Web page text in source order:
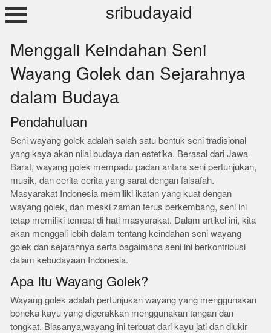
Skip
to
sribudayaid
Menggali Keindahan Seni
Wayang Golek dan Sejarahnya
dalam Budaya
Pendahuluan
Seni wayang golek adalah salah satu bentuk seni tradisional
yang kaya akan nilai budaya dan estetika. Berasal dari Jawa
Barat, wayang golek mempadu padan antara seni pertunjukan,
musik, dan cerita-cerita yang sarat dengan falsafah.
Masyarakat Indonesia memiliki ikatan yang kuat dengan
wayang golek, dan meski zaman terus berkembang, seni ini
tetap memiliki tempat di hati masyarakat. Dalam artikel ini, kita
akan menggali lebih dalam tentang keindahan seni wayang
golek dan sejarahnya serta bagaimana seni ini berkontribusi
dalam kebudayaan Indonesia.
Apa Itu Wayang Golek?
Wayang golek adalah pertunjukan wayang yang menggunakan
boneka kayu yang digerakkan menggunakan tangan dan
tongkat. Biasanya,wayang ini terbuat dari kayu jati dan diukir